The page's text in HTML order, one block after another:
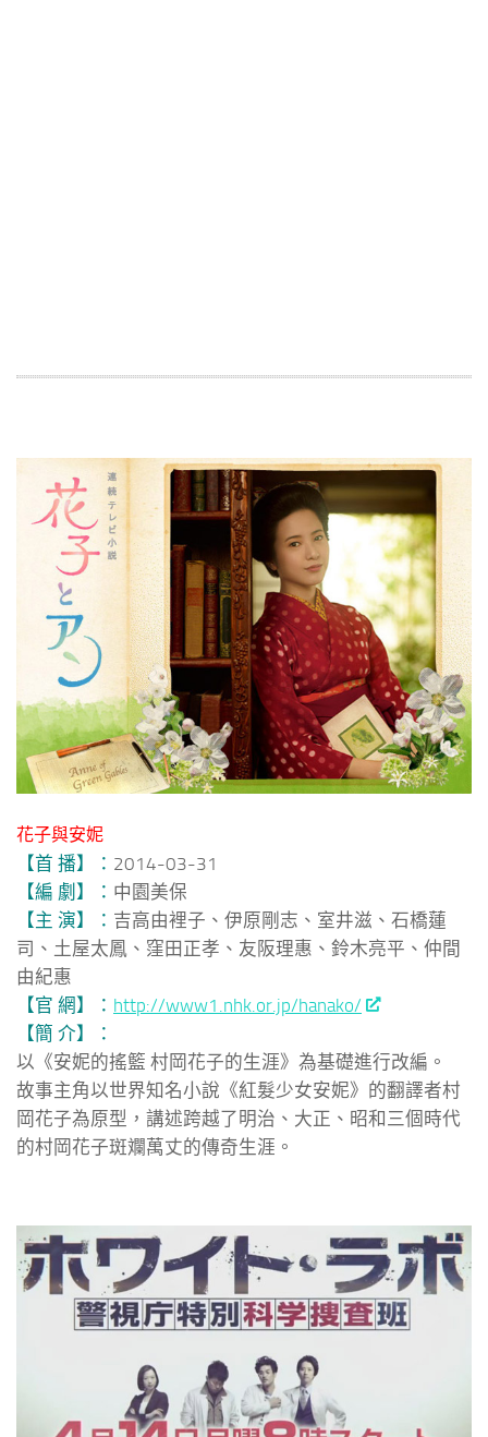
花子與安妮
【首 播】： 2014-03-31
【編 劇】： 中園美保
【主 演】： 吉高由裡子、伊原剛志、室井滋、石橋蓮
司、土屋太鳳、窪田正孝、友阪理惠、鈴木亮平、仲間
由紀惠
【官 網】： http://www1.nhk.or.jp/hanako/
【簡 介】：
以《安妮的搖籃 村岡花子的生涯》為基礎進行改編。
故事主角以世界知名小說《紅髮少女安妮》的翻譯者村
岡花子為原型，講述跨越了明治、大正、昭和三個時代
的村岡花子斑斕萬丈的傳奇生涯。